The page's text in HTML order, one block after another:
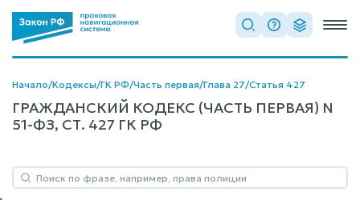
Начало/Кодексы/ГК РФ/Часть первая/Глава 27/Статья 427
ГРАЖДАНСКИЙ КОДЕКС (ЧАСТЬ ПЕРВАЯ) N
51-ФЗ, СТ. 427 ГК РФ